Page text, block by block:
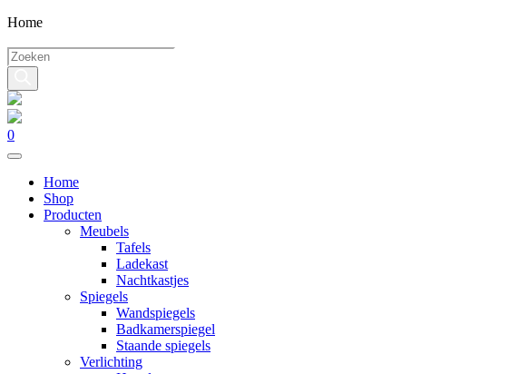
Home
Producten
zoeken
0
Home
Shop
Producten
Meubels
Tafels
Ladekast
Nachtkastjes
Spiegels
Wandspiegels
Badkamerspiegel
Staande spiegels
Verlichting